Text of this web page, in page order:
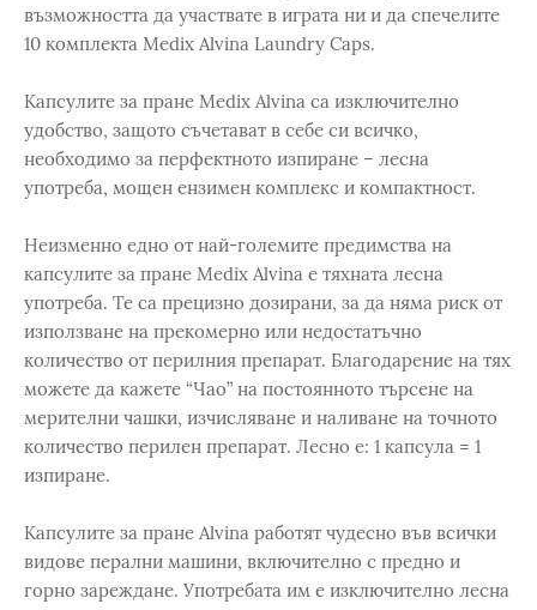
възможността да участвате в играта ни и да спечелите
10 комплекта Medix Alvina Laundry Caps.
Капсулите за пране Medix Alvina са изключително
удобство, защото съчетават в себе си всичко,
необходимо за перфектното изпиране – лесна
употреба, мощен ензимен комплекс и компактност.
Неизменно едно от най-големите предимства на
капсулите за пране Medix Alvina е тяхната лесна
употреба. Те са прецизно дозирани, за да няма риск от
използване на прекомерно или недостатъчно
количество от перилния препарат. Благодарение на тях
можете да кажете “Чао” на постоянното търсене на
мерителни чашки, изчисляване и наливане на точното
количество перилен препарат. Лесно е: 1 капсула = 1
изпиране.
Капсулите за пране Alvina работят чудесно във всички
видове перални машини, включително с предно и
горно зареждане. Употребата им е изключително лесна